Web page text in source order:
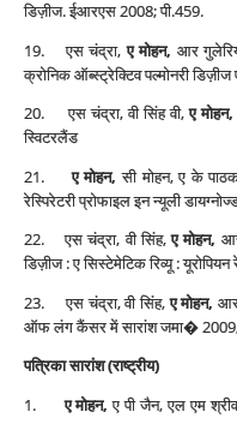
डिज़ीज. ईआरएस 2008; पी.459.
19. एस चंद्रा,ए मोहन, आर
क्रोनिक ऑब्‍स्‍ट्रेक्टिव पल्‍मोनरी
20. एस चंद्रा, वी सिंह वी,ए
स्विटरलैंड
21.ए मोहन,सी मोहन, ए के
रेस्पिरेटरी प्रोफाइल इन न्‍यूली
22. एस चंद्रा, वी सिंह,ए मोहन,
डिज़ीज : ए सिस्‍टेमेटिक रिव्‍यू :
23. एस चंद्रा, वी सिंह,ए मोहन,
ऑफ लंग कैंसर में सारांश जमा� 2009,
पत्रिका सारांश (राष्‍ट्रीय)
1.ए मोहन,ए पी जैन, एल एम